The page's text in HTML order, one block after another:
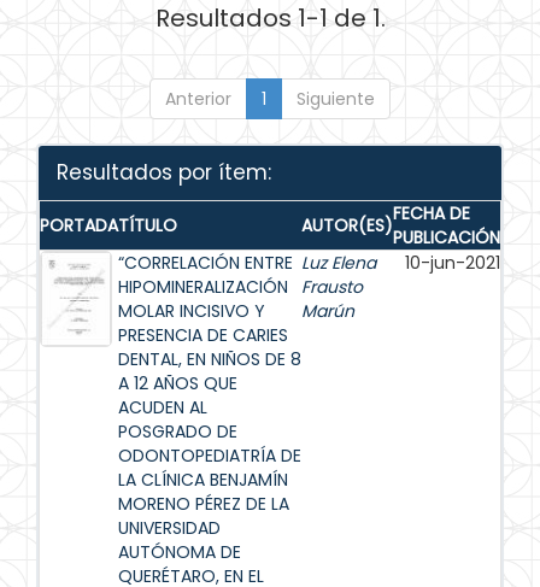
Resultados 1-1 de 1.
Anterior 1 Siguiente
Resultados por ítem:
PORTADATÍTULO AUTOR(ES)FECHA DE
PUBLICACIÓN
“CORRELACIÓN ENTRE
HIPOMINERALIZACIÓN
MOLAR INCISIVO Y
PRESENCIA DE CARIES
DENTAL, EN NIÑOS DE 8
A 12 AÑOS QUE
ACUDEN AL
POSGRADO DE
ODONTOPEDIATRÍA DE
LA CLÍNICA BENJAMÍN
MORENO PÉREZ DE LA
UNIVERSIDAD
AUTÓNOMA DE
QUERÉTARO, EN EL
Luz Elena
Frausto
Marún
10-jun-2021